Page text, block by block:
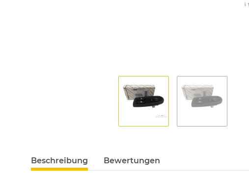
Beschreibung Bewertungen